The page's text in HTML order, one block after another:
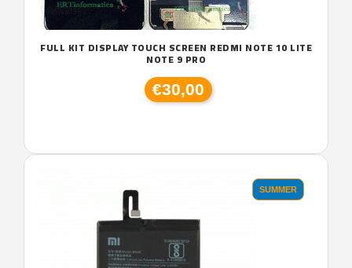
FULL KIT DISPLAY TOUCH SCREEN REDMI NOTE 10 LITE
NOTE 9 PRO
€30,00
SUMMER